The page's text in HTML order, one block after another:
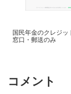
国民年金のクレジ
窓口・郵送のみ
コメント